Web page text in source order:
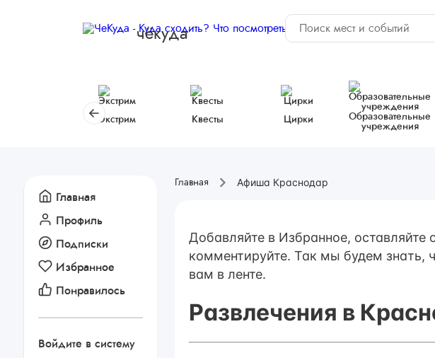
чёкуда
Экстрим Квесты Цирки
Образовательные
учреждения
Главная
Профиль
Подписки
Избранное
Понравилось
Войдите в систему
Главная Афиша Краснодар
Добавляйте в Избранное, оставляйте
комментируйте. Так мы будем знать,
вам в ленте.
Развлечения в